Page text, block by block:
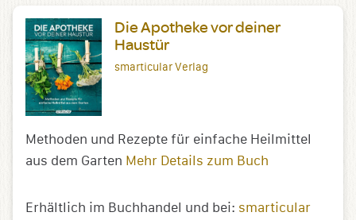
Die Apotheke vor deiner
Haustür
smarticular Verlag
Methoden und Rezepte für einfache Heilmittel
aus dem Garten Mehr Details zum Buch
Erhältlich im Buchhandel und bei: smarticular